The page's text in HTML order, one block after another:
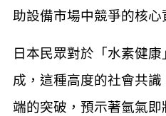
助設備市場中競爭的核心
日本民眾對於「水素健
成，這種高度的社會共
端的突破，預示著氫氣